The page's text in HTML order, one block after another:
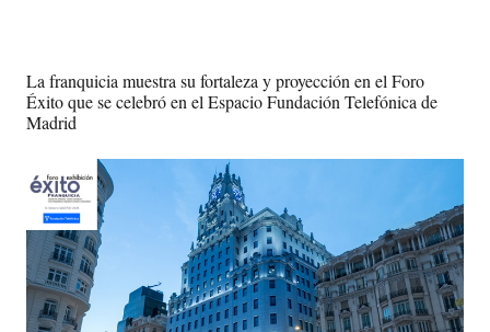
La franquicia muestra su fortaleza y proyección en el Foro
Éxito que se celebró en el Espacio Fundación Telefónica de
Madrid